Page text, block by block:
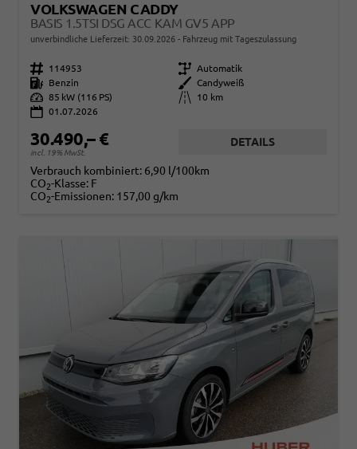
VOLKSWAGEN CADDY
BASIS 1.5TSI DSG ACC KAM GV5 APP
unverbindliche Lieferzeit: 30.09.2026 Fahrzeug mit Tageszulassung
Fahrzeugnr. 114953 Getriebe Automatik
Kraftstoff
Benzin Außenfarbe
Candyweiß
Leistung 85 kW (116 PS) Kilometerstand
10 km
01.07.2026
30.490,– €
incl. 19% MwSt.
DETAILS
Verbrauch kombiniert: 6,90 l/100km
CO2-Klasse: F
CO2-Emissionen: 157,00 g/km